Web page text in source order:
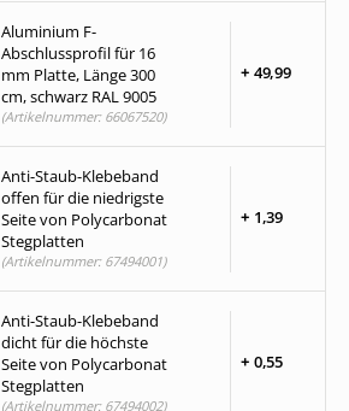
Aluminium F-
Abschlussprofil für 16
mm Platte, Länge 300
cm, schwarz RAL 9005
+ 49,99
(Artikelnummer: 66067520)
Anti-Staub-Klebeband
offen für die niedrigste
Seite von Polycarbonat
Stegplatten
+ 1,39
(Artikelnummer: 67494001)
Anti-Staub-Klebeband
dicht für die höchste
Seite von Polycarbonat
Stegplatten
+ 0,55
(Artikelnummer: 67494002)